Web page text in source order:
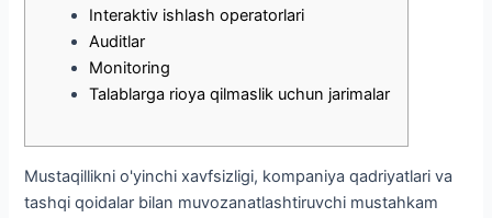
Interaktiv ishlash operatorlari
Auditlar
Monitoring
Talablarga rioya qilmaslik uchun jarimalar
Mustaqillikni o'yinchi xavfsizligi, kompaniya qadriyatlari va
tashqi qoidalar bilan muvozanatlashtiruvchi mustahkam